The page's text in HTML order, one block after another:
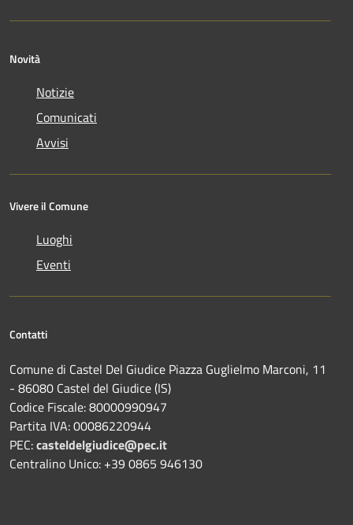
Novità
Notizie
Comunicati
Avvisi
Vivere il Comune
Luoghi
Eventi
Contatti
Comune di Castel Del Giudice Piazza Guglielmo Marconi, 11
- 86080 Castel del Giudice (IS)
Codice Fiscale: 80000990947
Partita IVA: 00086220944
PEC:casteldelgiudice@pec.it
Centralino Unico: +39 0865 946130